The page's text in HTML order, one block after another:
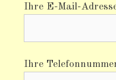
Ihre E-Mail-
Ihre